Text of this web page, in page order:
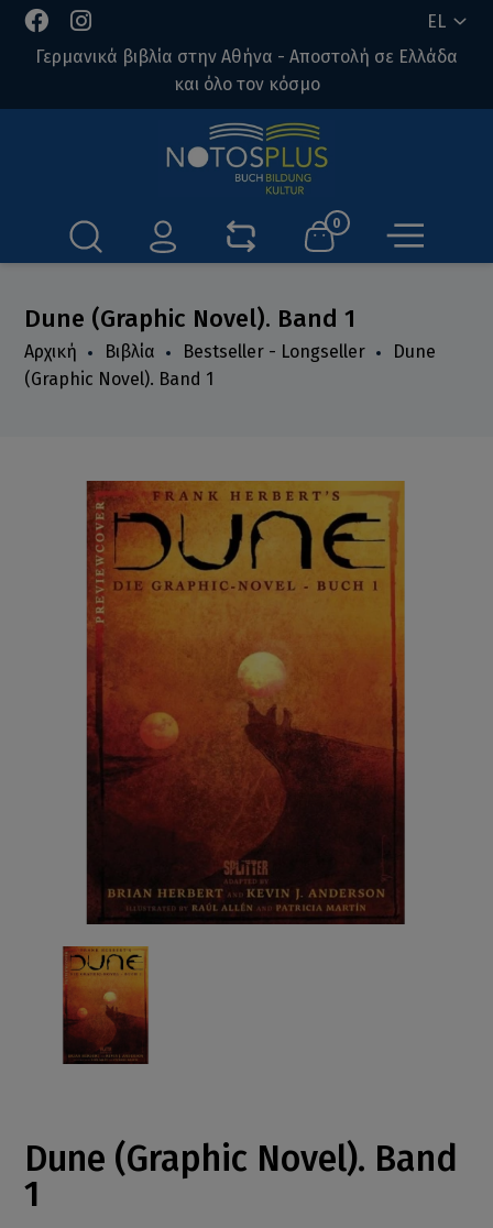
EL
Γερμανικά βιβλία στην Αθήνα - Αποστολή σε Ελλάδα
και όλο τον κόσμο
0
Dune (Graphic Novel). Band 1
Αρχική Βιβλία Bestseller - Longseller
Dune
(Graphic Novel). Band 1
Dune (Graphic Novel). Band
1